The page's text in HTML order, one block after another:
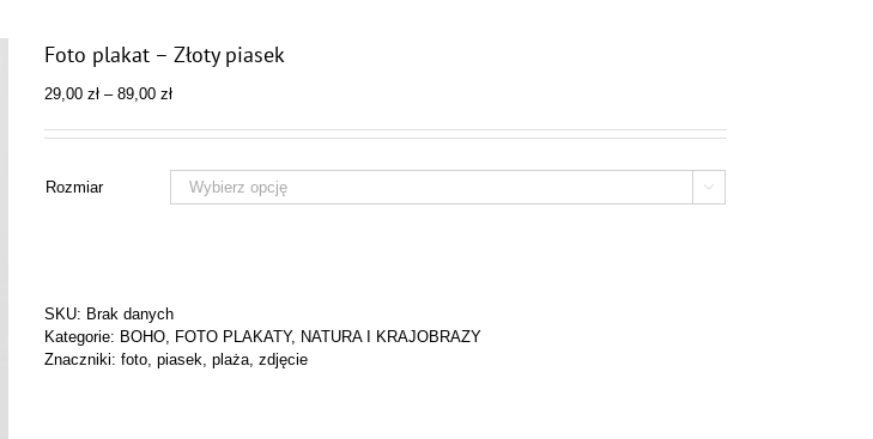
Foto plakat – Złoty piasek
29,00 zł – 89,00 złZakres
od
89,00 zł
Rozmiar 
SKU: Brak danych
Kategorie: BOHO, FOTO PLAKATY, NATURA I KRAJOBRAZY
Znaczniki: foto, piasek, plaża, zdjęcie